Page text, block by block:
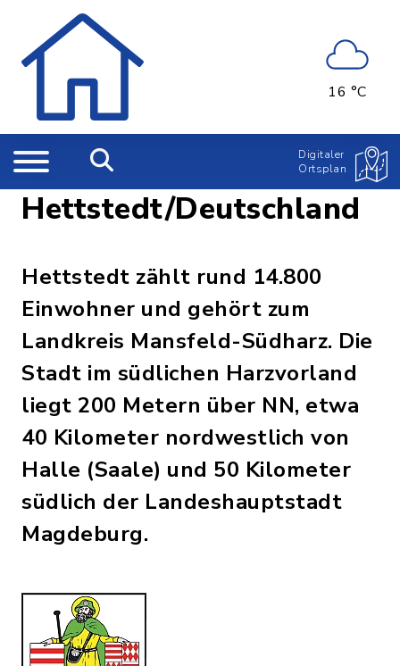
16 °C
Digitaler
Ortsplan
Hettstedt/Deutschland
Hettstedt zählt rund 14.800
Einwohner und gehört zum
Landkreis Mansfeld-Südharz. Die
Stadt im südlichen Harzvorland
liegt 200 Metern über NN, etwa
40 Kilometer nordwestlich von
Halle (Saale) und 50 Kilometer
südlich der Landeshauptstadt
Magdeburg.